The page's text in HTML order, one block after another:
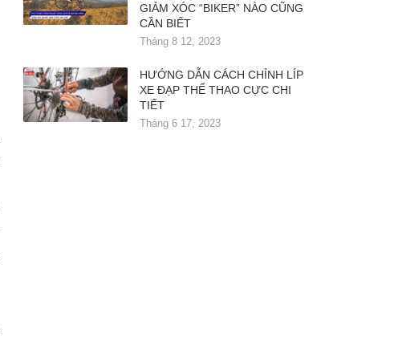
GIẢM XÓC “BIKER” NÀO CŨNG
CẦN BIẾT
Tháng 8 12, 2023
HƯỚNG DẪN CÁCH CHỈNH LÍP
XE ĐẠP THỂ THAO CỰC CHI
TIẾT
Tháng 6 17, 2023